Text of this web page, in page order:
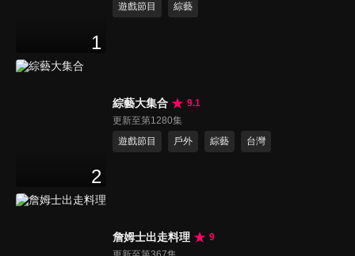
1
遊戲節目
綜藝
2
綜藝大集合
9.1
更新至第1280集
遊戲節目
戶外 綜藝 台灣
詹姆士出走料理
9